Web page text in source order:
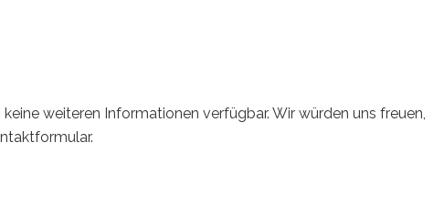
weiteren Informationen verfügbar. Wir würden uns freuen,